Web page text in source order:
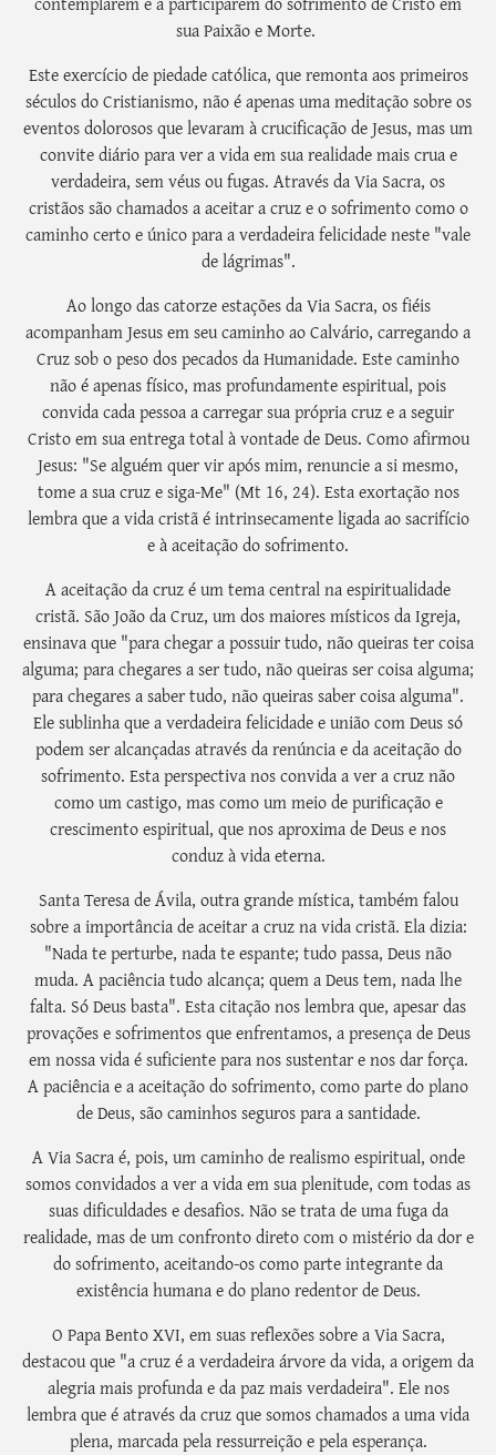
sua Paixão e Morte.
Este exercício de piedade católica, que remonta aos primeiros
séculos do Cristianismo, não é apenas uma meditação sobre os
eventos dolorosos que levaram à crucificação de Jesus, mas um
convite diário para ver a vida em sua realidade mais crua e
verdadeira, sem véus ou fugas. Através da Via Sacra, os
cristãos são chamados a aceitar a cruz e o sofrimento como o
caminho certo e único para a verdadeira felicidade neste "vale
de lágrimas".
Ao longo das catorze estações da Via Sacra, os fiéis
acompanham Jesus em seu caminho ao Calvário, carregando a
Cruz sob o peso dos pecados da Humanidade. Este caminho
não é apenas físico, mas profundamente espiritual, pois
convida cada pessoa a carregar sua própria cruz e a seguir
Cristo em sua entrega total à vontade de Deus. Como afirmou
Jesus: "Se alguém quer vir após mim, renuncie a si mesmo,
tome a sua cruz e siga-Me" (Mt 16, 24). Esta exortação nos
lembra que a vida cristã é intrinsecamente ligada ao sacrifício
e à aceitação do sofrimento.
A aceitação da cruz é um tema central na espiritualidade
cristã. São João da Cruz, um dos maiores místicos da Igreja,
ensinava que "para chegar a possuir tudo, não queiras ter coisa
alguma; para chegares a ser tudo, não queiras ser coisa alguma;
para chegares a saber tudo, não queiras saber coisa alguma".
Ele sublinha que a verdadeira felicidade e união com Deus só
podem ser alcançadas através da renúncia e da aceitação do
sofrimento. Esta perspectiva nos convida a ver a cruz não
como um castigo, mas como um meio de purificação e
crescimento espiritual, que nos aproxima de Deus e nos
conduz à vida eterna.
Santa Teresa de Ávila, outra grande mística, também falou
sobre a importância de aceitar a cruz na vida cristã. Ela dizia:
"Nada te perturbe, nada te espante; tudo passa, Deus não
muda. A paciência tudo alcança; quem a Deus tem, nada lhe
falta. Só Deus basta". Esta citação nos lembra que, apesar das
provações e sofrimentos que enfrentamos, a presença de Deus
em nossa vida é suficiente para nos sustentar e nos dar força.
A paciência e a aceitação do sofrimento, como parte do plano
de Deus, são caminhos seguros para a santidade.
A Via Sacra é, pois, um caminho de realismo espiritual, onde
somos convidados a ver a vida em sua plenitude, com todas as
suas dificuldades e desafios. Não se trata de uma fuga da
realidade, mas de um confronto direto com o mistério da dor e
do sofrimento, aceitando-os como parte integrante da
existência humana e do plano redentor de Deus.
O Papa Bento XVI, em suas reflexões sobre a Via Sacra,
destacou que "a cruz é a verdadeira árvore da vida, a origem da
alegria mais profunda e da paz mais verdadeira". Ele nos
lembra que é através da cruz que somos chamados a uma vida
plena, marcada pela ressurreição e pela esperança.